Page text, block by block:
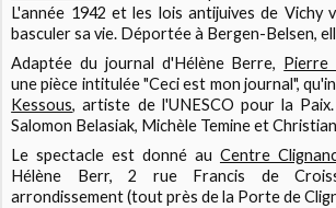
L'année 1942 et les lois antijuives de Vichy
basculer sa vie. Déportée à Bergen-Belsen,
Adaptée du journal d'Hélène Berre, Pierre
une pièce intitulée "Ceci est mon journal",
Kessous, artiste de l'UNESCO pour la
Salomon Belasiak, Michèle Temine et
Le spectacle est donné au Centre
Hélène Berr, 2 rue Francis de
arrondissement (tout près de la Porte de